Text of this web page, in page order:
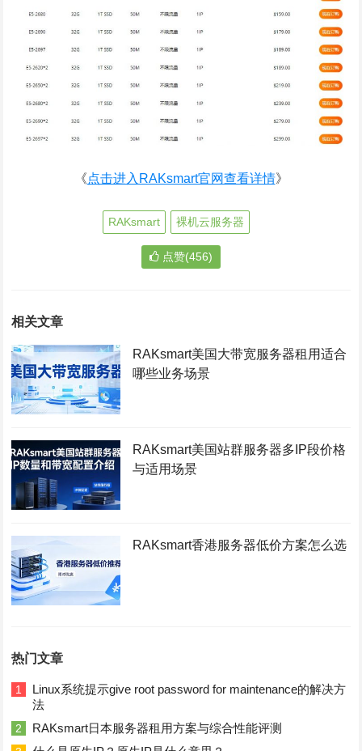
《点击进入RAKsmart官网查看详情》
RAKsmart 裸机云服务器
点赞(456)
相关文章
RAKsmart美国大带宽服务器租用适合
哪些业务场景
RAKsmart美国站群服务器多IP段价格
与适用场景
RAKsmart香港服务器低价方案怎么选
热门文章
1
Linux系统提示give root password for maintenance的解决方
法
2 RAKsmart日本服务器租用方案与综合性能评测